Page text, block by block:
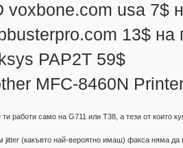
voxbone.com usa 7$
13$ на
PAP2T 59$
MFC-8460N
работи само на G711 или T38, а тези от които
jitter (какъвто най-вероятно имаш) факса няма да